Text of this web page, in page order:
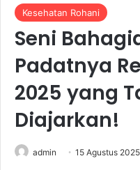
Kesehatan Rohani
Seni
Padatnya
2025 yang
Diajarkan!
admin 15 Agustus 2025